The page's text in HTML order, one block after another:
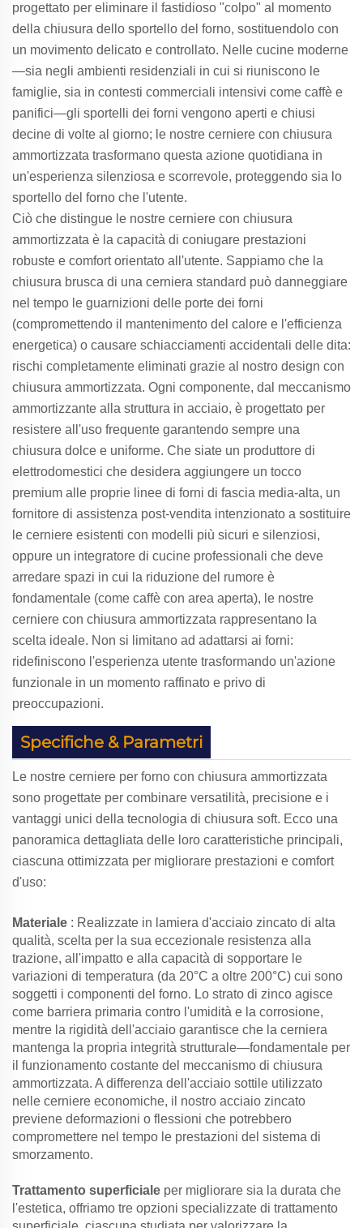
progettato per eliminare il fastidioso "colpo" al momento
della chiusura dello sportello del forno, sostituendolo con
un movimento delicato e controllato. Nelle cucine moderne
—sia negli ambienti residenziali in cui si riuniscono le
famiglie, sia in contesti commerciali intensivi come caffè e
panifici—gli sportelli dei forni vengono aperti e chiusi
decine di volte al giorno; le nostre cerniere con chiusura
ammortizzata trasformano questa azione quotidiana in
un'esperienza silenziosa e scorrevole, proteggendo sia lo
sportello del forno che l'utente.
Ciò che distingue le nostre cerniere con chiusura
ammortizzata è la capacità di coniugare prestazioni
robuste e comfort orientato all'utente. Sappiamo che la
chiusura brusca di una cerniera standard può danneggiare
nel tempo le guarnizioni delle porte dei forni
(compromettendo il mantenimento del calore e l'efficienza
energetica) o causare schiacciamenti accidentali delle dita:
rischi completamente eliminati grazie al nostro design con
chiusura ammortizzata. Ogni componente, dal meccanismo
ammortizzante alla struttura in acciaio, è progettato per
resistere all'uso frequente garantendo sempre una
chiusura dolce e uniforme. Che siate un produttore di
elettrodomestici che desidera aggiungere un tocco
premium alle proprie linee di forni di fascia media-alta, un
fornitore di assistenza post-vendita intenzionato a sostituire
le cerniere esistenti con modelli più sicuri e silenziosi,
oppure un integratore di cucine professionali che deve
arredare spazi in cui la riduzione del rumore è
fondamentale (come caffè con area aperta), le nostre
cerniere con chiusura ammortizzata rappresentano la
scelta ideale. Non si limitano ad adattarsi ai forni:
ridefiniscono l'esperienza utente trasformando un'azione
funzionale in un momento raffinato e privo di
preoccupazioni.
Specifiche & Parametri
Le nostre cerniere per forno con chiusura ammortizzata
sono progettate per combinare versatilità, precisione e i
vantaggi unici della tecnologia di chiusura soft. Ecco una
panoramica dettagliata delle loro caratteristiche principali,
ciascuna ottimizzata per migliorare prestazioni e comfort
d'uso:
Materiale : Realizzate in lamiera d'acciaio zincato di alta
qualità, scelta per la sua eccezionale resistenza alla
trazione, all'impatto e alla capacità di sopportare le
variazioni di temperatura (da 20°C a oltre 200°C) cui sono
soggetti i componenti del forno. Lo strato di zinco agisce
come barriera primaria contro l'umidità e la corrosione,
mentre la rigidità dell'acciaio garantisce che la cerniera
mantenga la propria integrità strutturale—fondamentale per
il funzionamento costante del meccanismo di chiusura
ammortizzata. A differenza dell'acciaio sottile utilizzato
nelle cerniere economiche, il nostro acciaio zincato
previene deformazioni o flessioni che potrebbero
compromettere nel tempo le prestazioni del sistema di
smorzamento.
Trattamento superficiale per migliorare sia la durata che
l'estetica, offriamo tre opzioni specializzate di trattamento